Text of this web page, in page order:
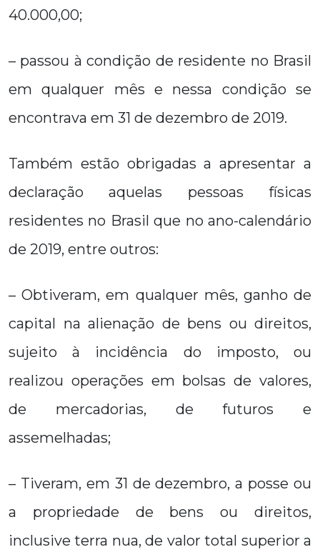
40.000,00;
– passou à condição de residente no Brasil
em qualquer mês e nessa condição se
encontrava em 31 de dezembro de 2019.
Também estão obrigadas a apresentar a
declaração aquelas pessoas físicas
residentes no Brasil que no ano-calendário
de 2019, entre outros:
– Obtiveram, em qualquer mês, ganho de
capital na alienação de bens ou direitos,
sujeito à incidência do imposto, ou
realizou operações em bolsas de valores,
de mercadorias, de futuros e
assemelhadas;
– Tiveram, em 31 de dezembro, a posse ou
a propriedade de bens ou direitos,
inclusive terra nua, de valor total superior a